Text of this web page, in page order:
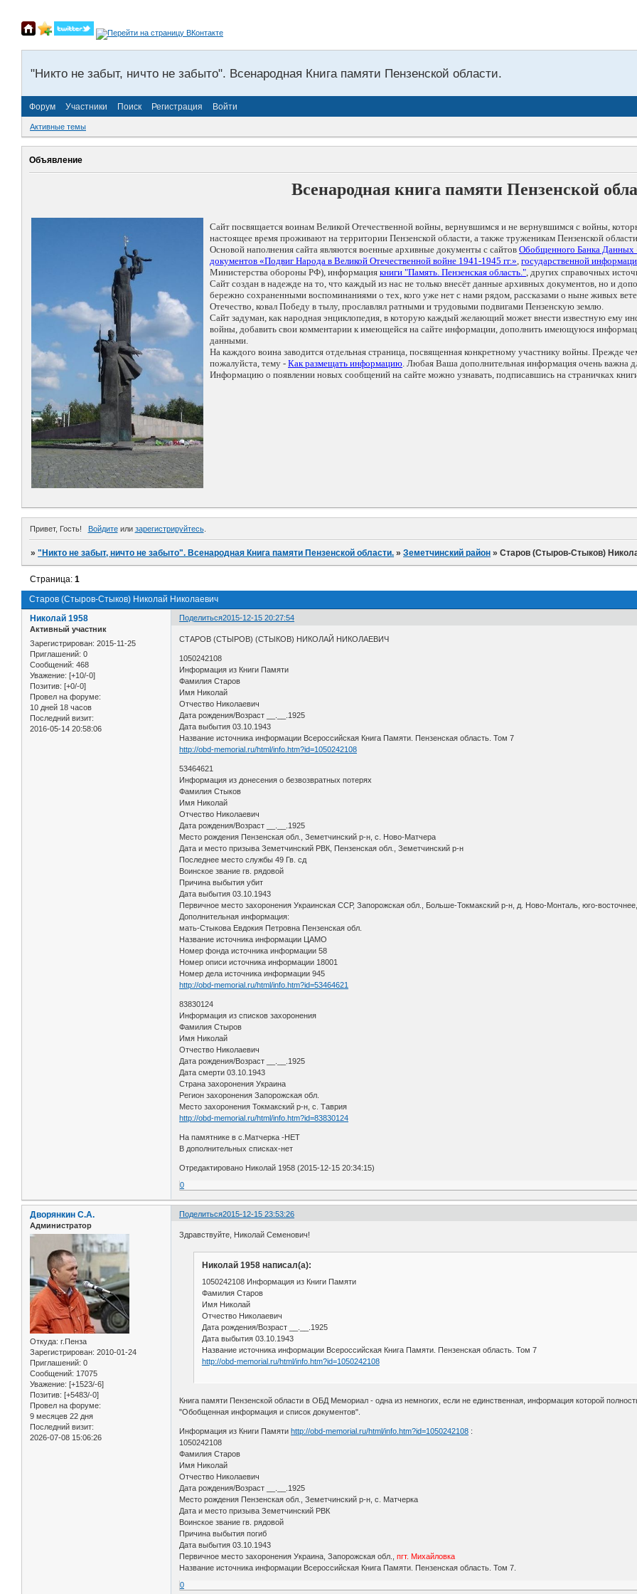
"Никто не забыт, ничто не забыто". Всенародная Книга памяти Пензенской области.
Форум Участники Поиск Регистрация Войти
Активные темы
Объявление
Всенародная книга памяти Пензенской
Сайт посвящается воинам Великой Отечественной войны, вернувшимся и не вернувшимся с войны,
настоящее время проживают на территории Пензенской области, а также труженикам Пензенской
Основой наполнения сайта являются военные архивные документы с сайтов Обобщенного Банка
документов «Подвиг Народа в Великой Отечественной войне 1941-1945 гг.», государственной
Министерства обороны РФ), информация книги "Память. Пензенская область.", других справочных
Сайт создан в надежде на то, что каждый из нас не только внесёт данные архивных документов, но и
бережно сохраненными воспоминаниями о тех, кого уже нет с нами рядом, рассказами о ныне живых
Отечество, ковал Победу в тылу, прославлял ратными и трудовыми подвигами Пензенскую землю.
Сайт задуман, как народная энциклопедия, в которую каждый желающий может внести известную ему
войны, добавить свои комментарии к имеющейся на сайте информации, дополнить имеющуюся
данными.
На каждого воина заводится отдельная страница, посвященная конкретному участнику войны. Прежде
пожалуйста, тему - Как размещать информацию. Любая Ваша дополнительная информация очень важна
Информацию о появлении новых сообщений на сайте можно узнавать, подписавшись на страничках
Привет, Гость! Войдитеили зарегистрируйтесь.
»"Никто не забыт, ничто не забыто". Всенародная Книга памяти Пензенской области. »Земетчинский район »Старов (Стыров-Стыков)
Старов (Стыров-Стыков) Николай Николаевич
Страница:1
Поделиться2015-12-15 20:27:54
Николай 1958
Активный участник
Зарегистрирован: 2015-11-25
Приглашений: 0
Сообщений: 468
Уважение: [+10/-0]
Позитив: [+0/-0]
Провел на форуме:
10 дней 18 часов
Последний визит:
2016-05-14 20:58:06
СТАРОВ (СТЫРОВ) (СТЫКОВ) НИКОЛАЙ НИКОЛАЕВИЧ
1050242108
Информация из Книги Памяти
Фамилия Старов
Имя Николай
Отчество Николаевич
Дата рождения/Возраст __.__.1925
Дата выбытия 03.10.1943
Название источника информации Всероссийская Книга Памяти. Пензенская область. Том 7
http://obd-memorial.ru/html/info.htm?id=1050242108
53464621
Информация из донесения о безвозвратных потерях
Фамилия Стыков
Имя Николай
Отчество Николаевич
Дата рождения/Возраст __.__.1925
Место рождения Пензенская обл., Земетчинский р-н, с. Ново-Матчера
Дата и место призыва Земетчинский РВК, Пензенская обл., Земетчинский р-н
Последнее место службы 49 Гв. сд
Воинское звание гв. рядовой
Причина выбытия убит
Дата выбытия 03.10.1943
Первичное место захоронения Украинская ССР, Запорожская обл., Больше-Токмакский р-н, д. Ново-Монталь, юго-
Дополнительная информация:
мать-Стыкова Евдокия Петровна Пензенская обл.
Название источника информации ЦАМО
Номер фонда источника информации 58
Номер описи источника информации 18001
Номер дела источника информации 945
http://obd-memorial.ru/html/info.htm?id=53464621
83830124
Информация из списков захоронения
Фамилия Стыров
Имя Николай
Отчество Николаевич
Дата рождения/Возраст __.__.1925
Дата смерти 03.10.1943
Страна захоронения Украина
Регион захоронения Запорожская обл.
Место захоронения Токмакский р-н, с. Таврия
http://obd-memorial.ru/html/info.htm?id=83830124
На памятнике в с.Матчерка -НЕТ
В дополнительных списках-нет
Отредактировано Николай 1958 (2015-12-15 20:34:15)
0
Поделиться2015-12-15 23:53:26
Дворянкин С.А.
Администратор
Откуда: г.Пенза
Зарегистрирован: 2010-01-24
Приглашений: 0
Сообщений: 17075
Уважение: [+1523/-6]
Позитив: [+5483/-0]
Провел на форуме:
9 месяцев 22 дня
Последний визит:
2026-07-08 15:06:26
Здравствуйте, Николай Семенович!
Николай 1958 написал(а):
1050242108 Информация из Книги Памяти
Фамилия Старов
Имя Николай
Отчество Николаевич
Дата рождения/Возраст __.__.1925
Дата выбытия 03.10.1943
Название источника информации Всероссийская Книга Памяти. Пензенская область. Том 7
http://obd-memorial.ru/html/info.htm?id=1050242108
Книга памяти Пензенской области в ОБД Мемориал - одна из немногих, если не единственная, информация которой
"Обобщенная информация и список документов".
Информация из Книги Памятиhttp://obd-memorial.ru/html/info.htm?id=1050242108 :
1050242108
Фамилия Старов
Имя Николай
Отчество Николаевич
Дата рождения/Возраст __.__.1925
Место рождения Пензенская обл., Земетчинский р-н, с. Матчерка
Дата и место призыва Земетчинский РВК
Воинское звание гв. рядовой
Причина выбытия погиб
Дата выбытия 03.10.1943
Первичное место захоронения Украина, Запорожская обл.,пгт. Михайловка
Название источника информации Всероссийская Книга Памяти. Пензенская область. Том 7.
0